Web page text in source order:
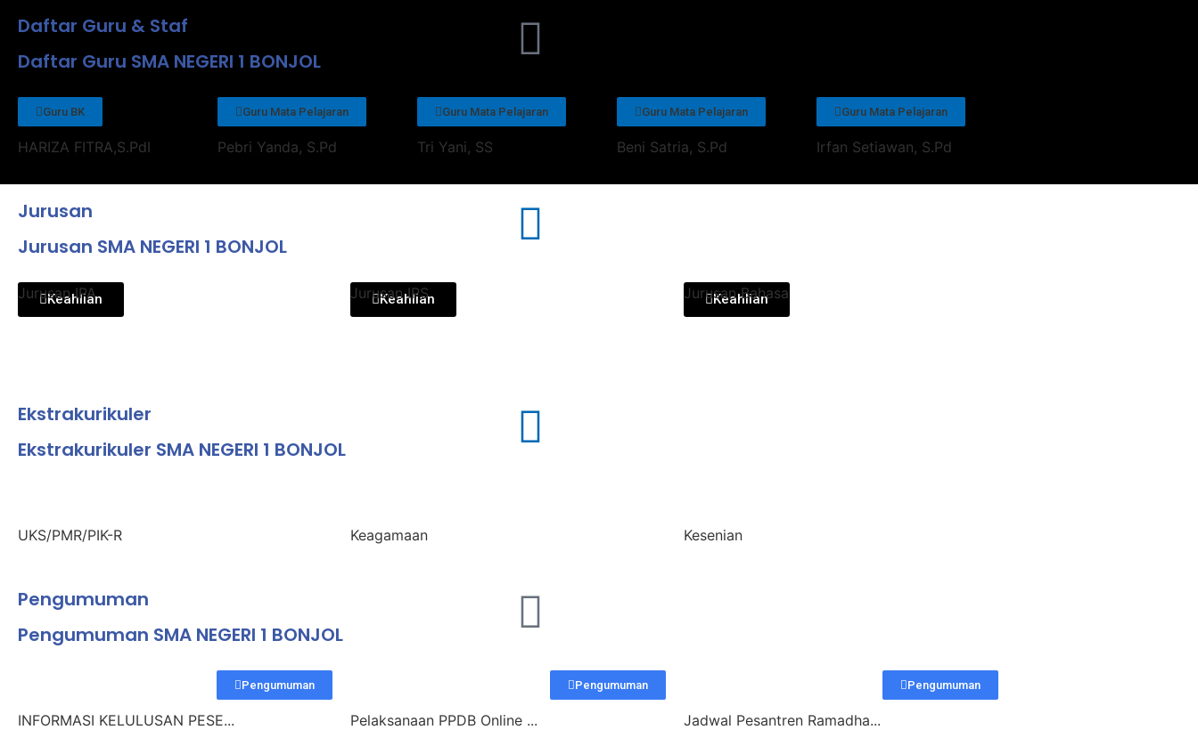
Daftar Guru & Staf
Daftar Guru SMA NEGERI 1 BONJOL
Guru BK
HARIZA FITRA,S.PdI
Guru Mata Pelajaran
Pebri Yanda, S.Pd
Guru Mata Pelajaran
Tri Yani, SS
Guru Mata Pelajaran
Beni Satria, S.Pd
Guru Mata Pelajaran
Irfan Setiawan, S.Pd
Jurusan
Jurusan SMA NEGERI 1 BONJOL
Keahlian
Jurusan IPA Keahlian
Jurusan IPS Keahlian
Jurusan Bahasa
Ekstrakurikuler
Ekstrakurikuler SMA NEGERI 1 BONJOL
UKS/PMR/PIK-R Keagamaan Kesenian
Pengumuman
Pengumuman SMA NEGERI 1 BONJOL
Pengumuman
INFORMASI KELULUSAN PESE...
Pengumuman
Pelaksanaan PPDB Online ...
Pengumuman
Jadwal Pesantren Ramadha...